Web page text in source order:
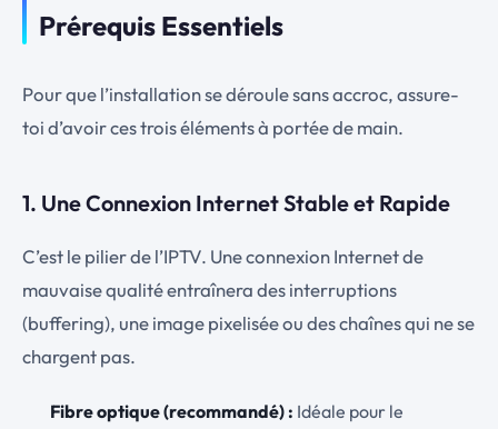
Prérequis Essentiels
Pour que l’installation se déroule sans accroc, assure-
toi d’avoir ces trois éléments à portée de main.
1. Une Connexion Internet Stable et Rapide
C’est le pilier de l’IPTV. Une connexion Internet de
mauvaise qualité entraînera des interruptions
(buffering), une image pixelisée ou des chaînes qui ne se
chargent pas.
Fibre optique (recommandé) : Idéale pour le